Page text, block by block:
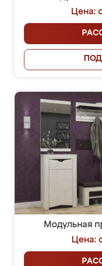
Цена:
Модульная
Цена: